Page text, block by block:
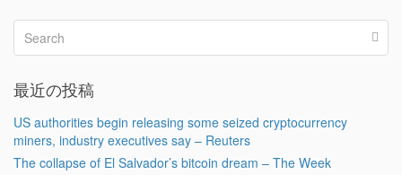
最近の投稿
US authorities begin releasing some seized cryptocurrency
miners, industry executives say – Reuters
The collapse of El Salvador’s bitcoin dream – The Week